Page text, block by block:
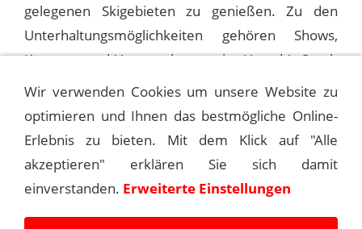
gelegenen Skigebieten zu genießen. Zu den
Unterhaltungsmöglichkeiten gehören Shows,
Konzerte und Veranstaltungen im Harrah's South
Shore Room.
1978-05-14 LAKE TAHOE, HARRAH’S
1978-05-15 LAKE TAHOE, HARRAH’S (2ND)
Wir verwenden Cookies um unsere Website zu
optimieren und Ihnen das bestmögliche Online-
Erlebnis zu bieten. Mit dem Klick auf "Alle
akzeptieren" erklären Sie sich damit
einverstanden. Erweiterte Einstellungen